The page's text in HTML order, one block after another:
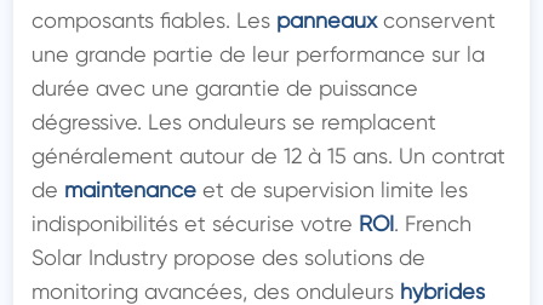
composants fiables. Les panneaux conservent
une grande partie de leur performance sur la
durée avec une garantie de puissance
dégressive. Les onduleurs se remplacent
généralement autour de 12 à 15 ans. Un contrat
de maintenance et de supervision limite les
indisponibilités et sécurise votre ROI. French
Solar Industry propose des solutions de
monitoring avancées, des onduleurs hybrides